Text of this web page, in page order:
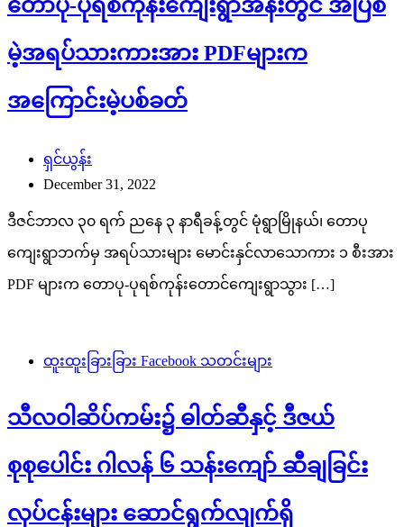
တောပု-ပုရစ်ကုန်းကျေးရွာအနီးတွင် အပြစ်
မဲ့အရပ်သားကားအား PDFများက
အကြောင်းမဲ့ပစ်ခတ်
ရှင်ယွန်း
December 31, 2022
ဒီဇင်ဘာလ ၃၀ ရက် ညနေ ၃ နာရီခန့်တွင် မုံရွာမြိုနယ်၊ တောပု
ကျေးရွာဘက်မှ အရပ်သားများ မောင်းနှင်လာသောကား ၁ စီးအား
PDF များက တောပု-ပုရစ်ကုန်းတောင်ကျေးရွာသွား […]
ထူးထူးခြားခြား Facebook သတင်းများ
သီလဝါဆိပ်ကမ်း၌ ဓါတ်ဆီနှင့် ဒီဇယ်
စုစုပေါင်း ဂါလန် ၆ သန်းကျော် ဆီချခြင်း
လုပ်ငန်းများ ဆောင်ရွက်လျက်ရှိ